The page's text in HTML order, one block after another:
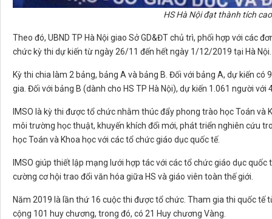
HS Hà Nội đạt thành tích
Theo đó, UBND TP Hà Nội giao Sở GD&ĐT chủ trì, phối hợp với các
chức kỳ thi dự kiến từ ngày 26/11 đến hết ngày 1/12/2019 tại Hà Nội.
Kỳ thi chia làm 2 bảng, bảng A và bảng B. Đối với bảng A, dự kiến
gia. Đối với bảng B (dành cho HS TP Hà Nội), dự kiến 1.061 người với
IMSO là kỳ thi được tổ chức nhằm thúc đẩy phong trào học Toán và
môi trường học thuật, khuyến khích đổi mới, phát triển nghiên cứu
học Toán và Khoa học với các tổ chức giáo dục quốc tế.
IMSO giúp thiết lập mạng lưới hợp tác với các tổ chức giáo dục
cường cơ hội trao đổi văn hóa giữa HS và giáo viên toàn thế giới.
Năm 2019 là lần thứ 16 cuộc thi được tổ chức. Tham gia thi quốc
cộng 101 huy chương, trong đó, có 21 Huy chương Vàng.